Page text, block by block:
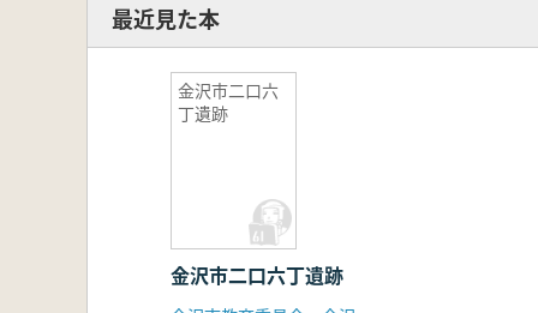
最近見た本
金沢市二口六
丁遺跡
金沢市二口六丁遺跡